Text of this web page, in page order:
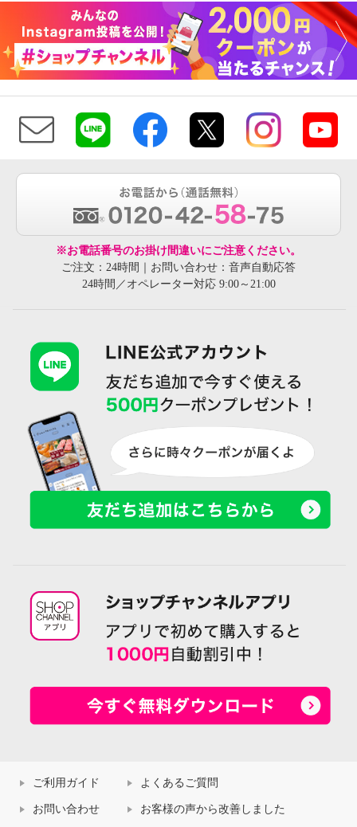
※お電話番号のお掛け間違いにご注意ください。
ご注文：24時間｜お問い合わせ：音声自動応答
24時間／オペレーター対応 9:00～21:00
ご利用ガイド よくあるご質問
お問い合わせ お客様の声から改善しました